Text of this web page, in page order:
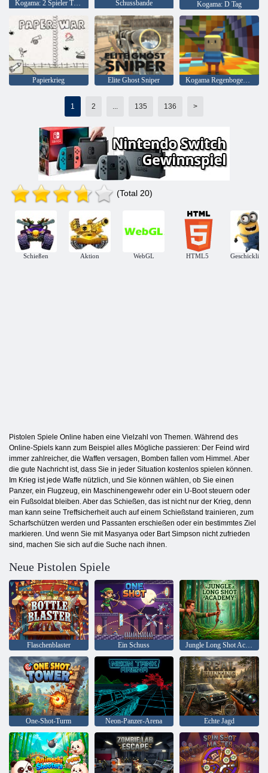
Kogama: 2 Spieler Tron Schussbande Kogama: D Tag
Papierkrieg Elite Ghost Sniper Kogama Regenbogen Parkour
1 2 ... 135 136 >
(Total 20)
Schießen Aktion WebGL HTML5
Pistolen Spiele Online haben eine Vielzahl von Themen. Während des
Online-Spiels kann zum Beispiel alles Mögliche passieren: Der Feind wird
immer zahlreicher, die Waffen versagen, Bomben fallen vom Himmel. Aber
die gute Nachricht ist, dass Sie in jeder Situation kostenlos spielen können.
Im Krieg ist jede Waffe nützlich, und Sie können wählen, ob Sie einen
Panzer, ein Flugzeug, ein Maschinengewehr oder ein U-Boot steuern oder
ein Fußsoldat bleiben. Aber das Schießen, das ist nicht nur der Krieg, denn
man kann seine Treffsicherheit auch auf einem Schießstand trainieren, zum
Scharfschützen werden und Passanten erschießen oder ein bestimmtes Ziel
markieren. Und wenn Sie mit Masyanya oder Bart Simpson nicht zufrieden
sind, machen Sie sich auf die Suche nach ihnen.
Neue Pistolen Spiele
Flaschenblaster Ein Schuss
One-Shot-Turm Neon-Panzer-Arena Echte Jagd